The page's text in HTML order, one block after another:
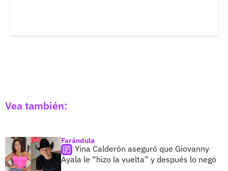
Vea también:
Farándula
Yina Calderón aseguró que Giovanny
Ayala le “hizo la vuelta” y después lo negó